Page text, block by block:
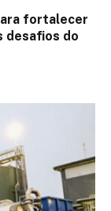
fortalecer
desafios do